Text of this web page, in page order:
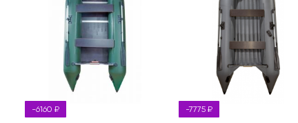
-6160 ₽ -7775 ₽